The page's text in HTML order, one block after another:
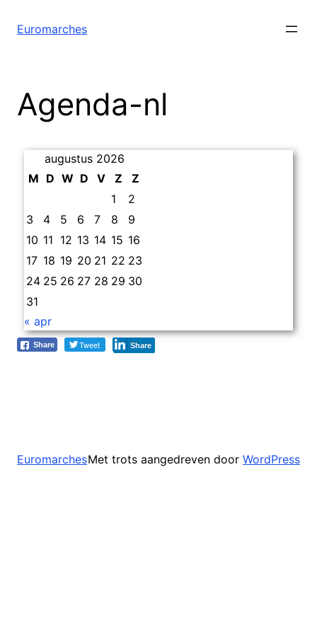
Euromarches
Agenda-nl
augustus 2026
M D W D V Z
Z
1
2
3
4 5 6 7 8
9
10 11 12 13 14 15 16
17 18 19 20 21 22 23
24 25 26 27 28 29 30
31
« apr
Share Tweet Share
EuromarchesMet trots aangedreven door WordPress